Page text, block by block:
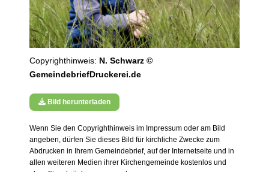
Copyrighthinweis: N. Schwarz ©
GemeindebriefDruckerei.de
Bild herunterladen
Wenn Sie den Copyrighthinweis im Impressum oder am Bild
angeben, dürfen Sie dieses Bild für kirchliche Zwecke zum
Abdrucken in Ihrem Gemeindebrief, auf der Internetseite und in
allen weiteren Medien ihrer Kirchengemeinde kostenlos und